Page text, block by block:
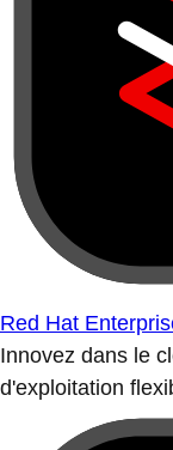
Red Hat
Innovez dans le
d'exploitation